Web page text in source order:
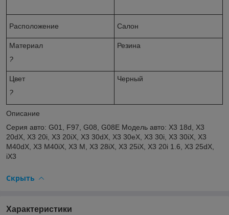
Расположение Салон
Материал
?
Резина
Цвет
?
Черный
Описание
Серия авто: G01, F97, G08, G08E Модель авто: X3 18d, X3
20dX, X3 20i, X3 20iX, X3 30dX, X3 30eX, X3 30i, X3 30iX, X3
M40dX, X3 M40iX, X3 M, X3 28iX, X3 25iX, X3 20i 1.6, X3 25dX,
iX3
Скрыть
Характеристики